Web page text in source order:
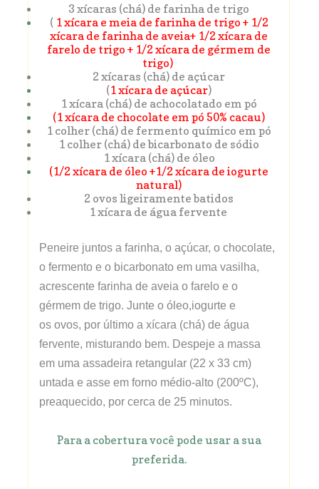
3 xícaras (chá) de farinha de trigo
(1 xícara e meia de farinha de trigo + 1/2
xícara de farinha de aveia+ 1/2 xícara de
farelo de trigo + 1/2 xícara de gérmem de
trigo)
2 xícaras (chá) de açúcar
(1 xícara de açúcar)
1 xícara (chá) de achocolatado em pó
(1 xícara de chocolate em pó 50% cacau)
1 colher (chá) de fermento químico em pó
1 colher (chá) debicarbonato de sódio
1 xícara (chá) de óleo
(1/2 xícara de óleo +1/2 xícara de iogurte
natural)
2 ovos ligeiramente batidos
1 xícara de água fervente
Peneire juntos a farinha, o açúcar, o chocolate,
o fermento e o bicarbonato em uma vasilha,
acrescente farinha de aveia o farelo e o
gérmem de trigo. Junte o óleo,iogurte e
os ovos, por último a xícara (chá) de água
fervente, misturando bem. Despeje a massa
em uma assadeira retangular (22 x 33 cm)
untada e asse em forno médio-alto (200ºC),
preaquecido, por cerca de 25 minutos.
Para a cobertura você pode usar a sua
preferida.